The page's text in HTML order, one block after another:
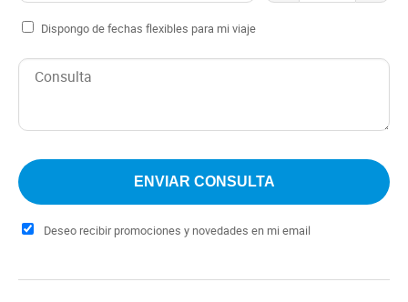
Dispongo de fechas flexibles para mi viaje
Deseo recibir promociones y novedades en mi email